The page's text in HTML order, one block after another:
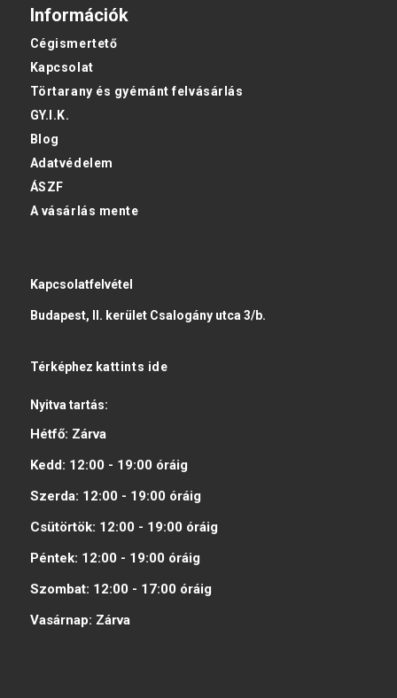
Információk
Cégismertető
Kapcsolat
Törtarany és gyémánt felvásárlás
GY.I.K.
Blog
Adatvédelem
ÁSZF
A vásárlás mente
Kapcsolatfelvétel
Budapest, II. kerület Csalogány utca 3/b.
Térképhez kattints ide
Nyitva tartás:
Hétfő: Zárva
Kedd: 12:00 - 19:00 óráig
Szerda: 12:00 - 19:00 óráig
Csütörtök: 12:00 - 19:00 óráig
Péntek: 12:00 - 19:00 óráig
Szombat: 12:00 - 17:00 óráig
Vasárnap: Zárva